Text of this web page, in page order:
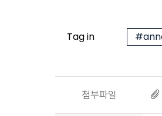
Tag in
첨부파일